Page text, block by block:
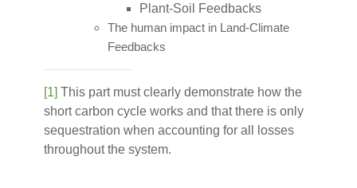
Plant-Soil Feedbacks
The human impact in Land-Climate
Feedbacks
[1] This part must clearly demonstrate how the
short carbon cycle works and that there is only
sequestration when accounting for all losses
throughout the system.